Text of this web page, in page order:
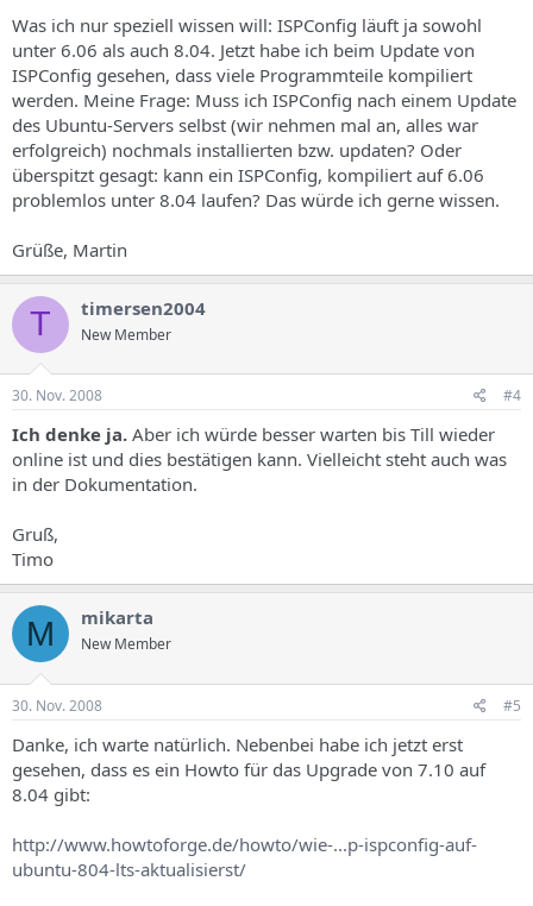
Was ich nur speziell wissen will: ISPConfig läuft ja sowohl
unter 6.06 als auch 8.04. Jetzt habe ich beim Update von
ISPConfig gesehen, dass viele Programmteile kompiliert
werden. Meine Frage: Muss ich ISPConfig nach einem Update
des Ubuntu-Servers selbst (wir nehmen mal an, alles war
erfolgreich) nochmals installierten bzw. updaten? Oder
überspitzt gesagt: kann ein ISPConfig, kompiliert auf 6.06
problemlos unter 8.04 laufen? Das würde ich gerne wissen.
Grüße, Martin
T timersen2004
New Member
30. Nov. 2008 #4
Ich denke ja. Aber ich würde besser warten bis Till wieder
online ist und dies bestätigen kann. Vielleicht steht auch was
in der Dokumentation.
Gruß,
Timo
M mikarta
New Member
30. Nov. 2008 #5
Danke, ich warte natürlich. Nebenbei habe ich jetzt erst
gesehen, dass es ein Howto für das Upgrade von 7.10 auf
8.04 gibt:
http://www.howtoforge.de/howto/wie-...p-ispconfig-auf-
ubuntu-804-lts-aktualisierst/